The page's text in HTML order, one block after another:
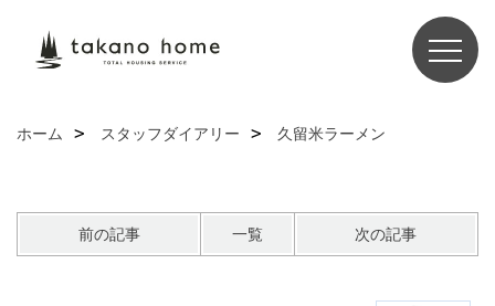
ホーム スタッフダイアリー 久留米ラーメン
前の記事 一覧 次の記事